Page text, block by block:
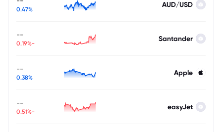
AUD/USD
0.47%
Santander
--
-0.19%
Apple
--
0.38%
easyJet
--
-0.51%